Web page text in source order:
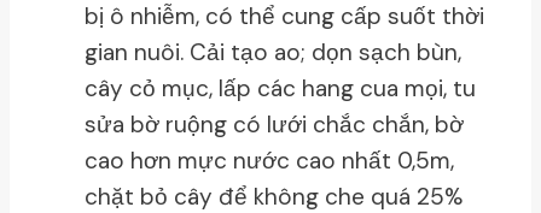
bị ô nhiễm, có thể cung cấp suốt thời
gian nuôi. Cải tạo ao; dọn sạch bùn,
cây cỏ mục, lấp các hang cua mọi, tu
sửa bờ ruộng có lưới chắc chắn, bờ
cao hơn mực nước cao nhất 0,5m,
chặt bỏ cây để không che quá 25%